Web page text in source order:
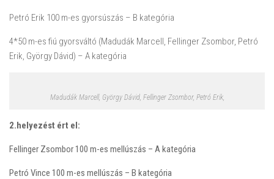
Petró Erik 100 m-es gyorsúszás – B kategória
4*50 m-es fiú gyorsváltó (Madudák Marcell, Fellinger Zsombor, Petró
Erik, György Dávid) – A kategória
Madudák Marcell, György Dávid, Fellinger Zsombor, Petró Erik,
2.helyezést ért el:
Fellinger Zsombor 100 m-es mellúszás – A kategória
Petró Vince 100 m-es mellúszás – B kategória